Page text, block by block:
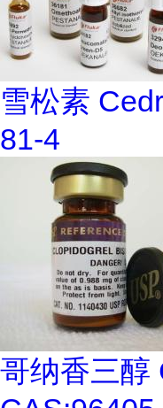
雪松素
81-4
哥纳香三醇